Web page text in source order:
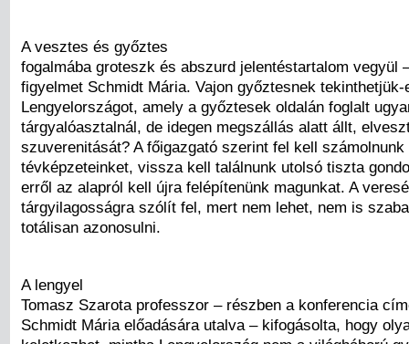
A vesztes és győztes
fogalmába groteszk és abszurd jelentéstartalom vegyül
figyelmet Schmidt Mária. Vajon győztesnek tekinthetjük-
Lengyelországot, amely a győztesek oldalán foglalt
tárgyalóasztalnál, de idegen megszállás alatt állt,
szuverenitását? A főigazgató szerint fel kell számolnunk
tévképzeteinket, vissza kell találnunk utolsó tiszta
erről az alapról kell újra felépítenünk magunkat. A
tárgyilagosságra szólít fel, mert nem lehet, nem is
totálisan azonosulni.
A lengyel
Tomasz Szarota professzor – részben a konferencia
Schmidt Mária előadására utalva – kifogásolta, hogy